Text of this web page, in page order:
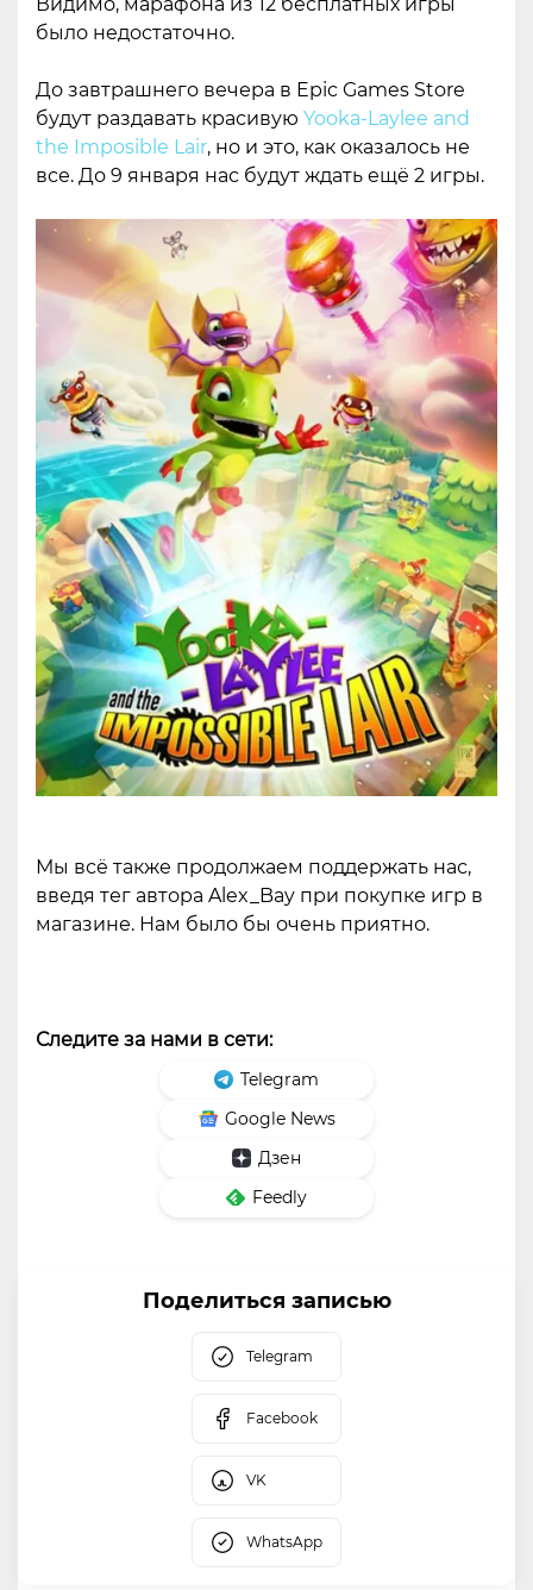
было недостаточно.
До завтрашнего вечера в Epic Games Store
будут раздавать красивую Yooka-Laylee and
the Imposible Lair, но и это, как оказалось не
все. До 9 января нас будут ждать ещё 2 игры.
Мы всё также продолжаем поддержать нас,
введя тег автора Alex_Bay при покупке игр в
магазине. Нам было бы очень приятно.
Следите за нами в сети:
Telegram
Google News
Дзен
Feedly
Поделиться записью
Telegram
Facebook
VK
WhatsApp